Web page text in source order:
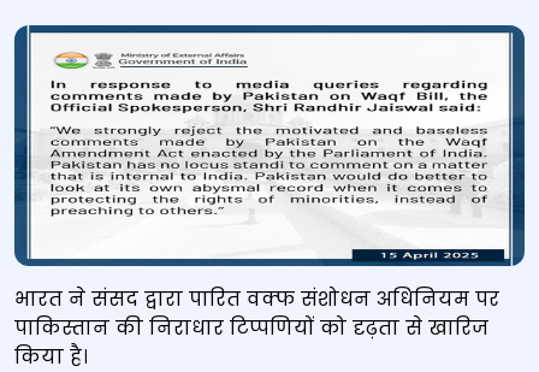
भारत ने संसद द्वारा पारित वक्फ संशोधन अधिनियम पर
पाकिस्तान की निराधार टिप्पणियों को दृढ़ता से खारिज
किया है।